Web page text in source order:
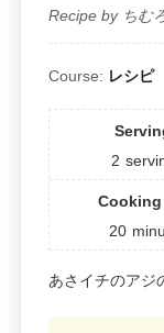
Recipe by ちむ
Course: レシピ
2
20
あさイチのアジ